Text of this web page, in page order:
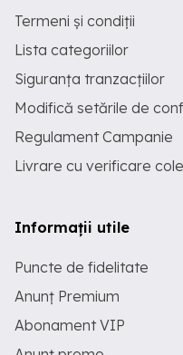
Termeni și condiții
Lista categoriilor
Siguranța tranzacțiilor
Modifică setările de
Regulament Campanie
Livrare cu verificare
Informații utile
Puncte de fidelitate
Anunț Premium
Abonament VIP